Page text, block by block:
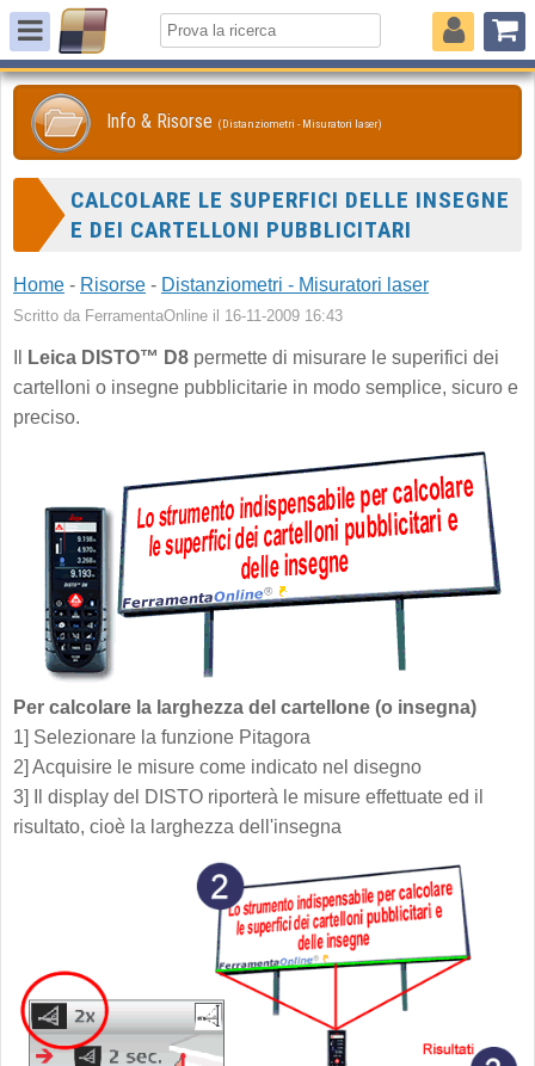
Info & Risorse (Distanziometri - Misuratori laser)
CALCOLARE LE SUPERFICI DELLE INSEGNE
E DEI CARTELLONI PUBBLICITARI
Home - Risorse - Distanziometri - Misuratori laser
Scritto da FerramentaOnline il 16-11-2009 16:43
Leica DISTO™ D8 permette di misurare le superifici dei
cartelloni o insegne pubblicitarie in modo semplice, sicuro e
preciso.
Per calcolare la larghezza del cartellone (o insegna)
1] Selezionare la funzione Pitagora
2] Acquisire le misure come indicato nel disegno
3] Il display del DISTO riporterà le misure effettuate ed il
risultato, cioè la larghezza dell'insegna